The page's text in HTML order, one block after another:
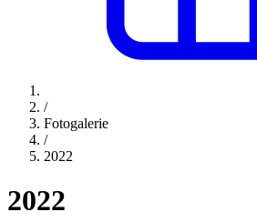
/
Fotogalerie
/
2022
2022